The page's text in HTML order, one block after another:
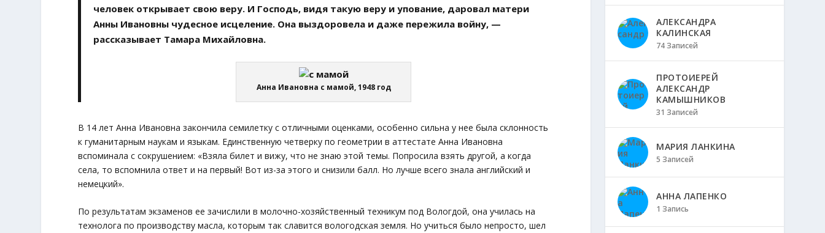
человек открывает свою веру. И Господь, видя такую веру и упование, даровал матери
Анны Ивановны чудесное исцеление. Она выздоровела и даже пережила войну, —
рассказывает Тамара Михайловна.
Анна Ивановна с мамой, 1948 год
В 14 лет Анна Ивановна закончила семилетку с отличными оценками, особенно сильна у нее была склонность
к гуманитарным наукам и языкам. Единственную четверку по геометрии в аттестате Анна Ивановна
вспоминала с сокрушением: «Взяла билет и вижу, что не знаю этой темы. Попросила взять другой, а когда
села, то вспомнила ответ и на первый! Вот из-за этого и снизили балл. Но лучше всего знала английский и
немецкий».
По результатам экзаменов ее зачислили в молочно-хозяйственный техникум под Вологдой, она училась на
технолога по производству масла, которым так славится вологодская земля. Но учиться было непросто, шел
АЛЕКСАНДРА
КАЛИНСКАЯ
74 Записей
ПРОТОИЕРЕЙ
АЛЕКСАНДР
КАМЫШНИКОВ
31 Записей
МАРИЯ ЛАНКИНА
5 Записей
АННА ЛАПЕНКО
1 Запись